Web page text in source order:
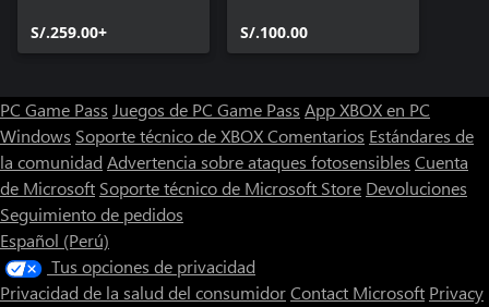
S/.259.00+ S/.100.00
PC Game Pass Juegos de PC Game Pass App XBOX en PC
Windows Soporte técnico de XBOXComentarios Estándares de
la comunidad Advertencia sobre ataques fotosensibles Cuenta
de Microsoft Soporte técnico de Microsoft Store Devoluciones
Seguimiento de pedidos
Español (Perú)
Tus opciones de privacidad
Privacidad de la salud del consumidorContact Microsoft Privacy